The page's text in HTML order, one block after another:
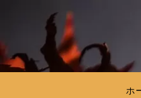
ホ